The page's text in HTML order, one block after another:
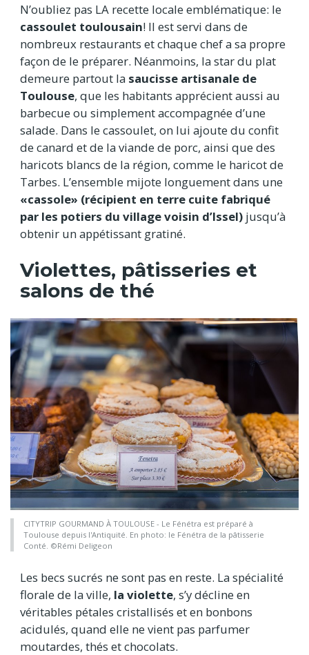
N’oubliez pas LA recette locale emblématique: le
cassoulet toulousain! Il est servi dans de
nombreux restaurants et chaque chef a sa propre
façon de le préparer. Néanmoins, la star du plat
demeure partout la saucisse artisanale de
Toulouse, que les habitants apprécient aussi au
barbecue ou simplement accompagnée d’une
salade. Dans le cassoulet, on lui ajoute du confit
de canard et de la viande de porc, ainsi que des
haricots blancs de la région, comme le haricot de
Tarbes. L’ensemble mijote longuement dans une
«cassole» (récipient en terre cuite fabriqué
par les potiers du village voisin d’Issel) jusqu’à
obtenir un appétissant gratiné.
Violettes, pâtisseries et
salons de thé
CITYTRIP GOURMAND À TOULOUSE - Le Fénétra est préparé à
Toulouse depuis l'Antiquité. En photo: le Fénétra de la pâtisserie
Conté. ©Rémi Deligeon
Les becs sucrés ne sont pas en reste. La spécialité
florale de la ville, la violette, s’y décline en
véritables pétales cristallisés et en bonbons
acidulés, quand elle ne vient pas parfumer
moutardes, thés et chocolats.